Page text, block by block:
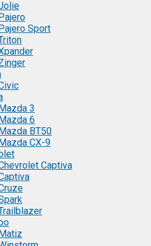
Sport
3
6
BT50
CX-9
Captiva